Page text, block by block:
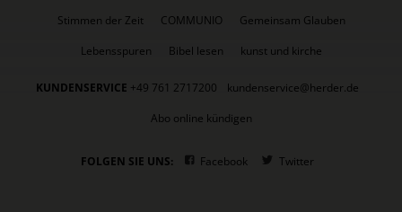
Stimmen der Zeit
COMMUNIO
Gemeinsam Glauben
Lebensspuren
Bibel lesen kunst und kirche
KUNDENSERVICE +49 761 2717200
kundenservice@herder.de
Abo online kündigen
FOLGEN SIE UNS: Facebook Twitter